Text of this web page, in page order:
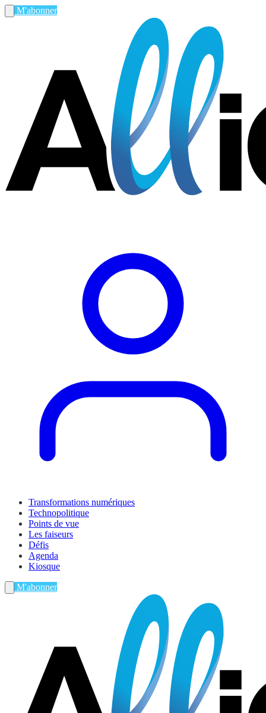
M'abonner
Transformations numériques
Technopolitique
Points de vue
Les faiseurs
Défis
Agenda
Kiosque
M'abonner